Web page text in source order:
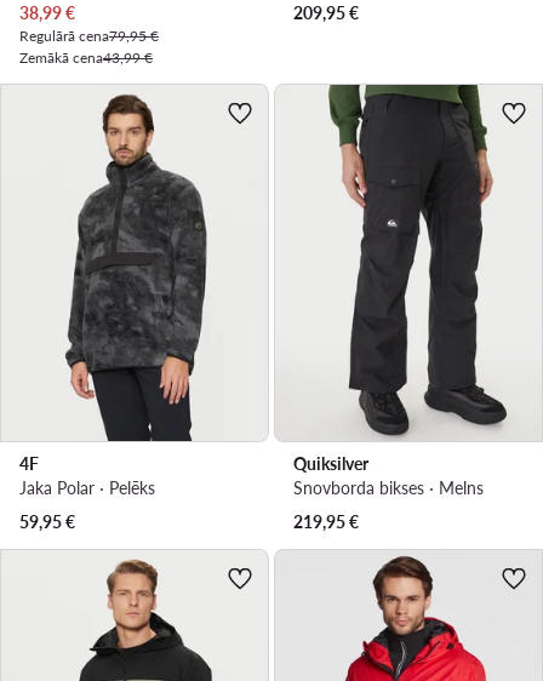
Pašreizējā cena
38,99€
Regulārā cena79,95 €
Zemākā cena43,99 €
209,95€
4F
Jaka Polar · Pelēks
59,95€
Quiksilver
Snovborda bikses · Melns
219,95€